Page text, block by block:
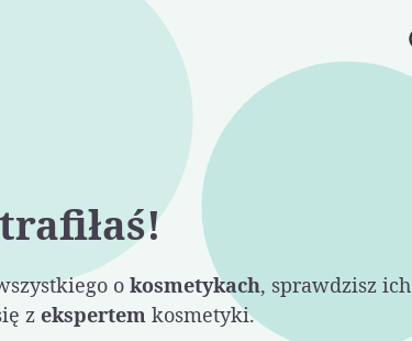
o kosmetykach, sprawdzisz ich
z ekspertem kosmetyki.